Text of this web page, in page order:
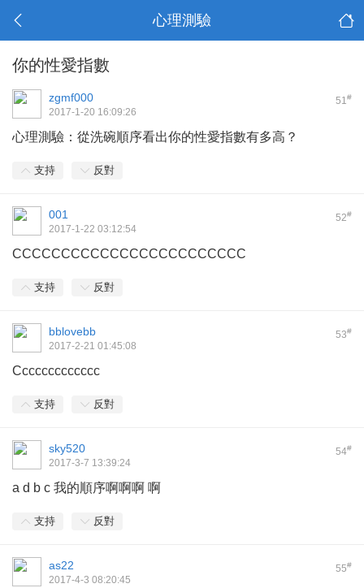
心理測驗
你的性愛指數
51#
zgmf000
2017-1-20 16:09:26
心理測驗：從洗碗順序看出你的性愛指數有多高？
支持 反對
52#
001
2017-1-22 03:12:54
CCCCCCCCCCCCCCCCCCCCCCCC
支持 反對
53#
bblovebb
2017-2-21 01:45:08
Ccccccccccccc
支持 反對
54#
sky520
2017-3-7 13:39:24
a d b c 我的順序啊啊啊 啊
支持 反對
55#
as22
2017-4-3 08:20:45